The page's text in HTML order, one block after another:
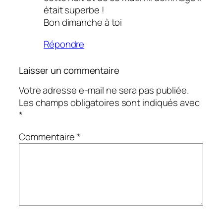
était superbe !
Bon dimanche à toi
Répondre
Laisser un commentaire
Votre adresse e-mail ne sera pas publiée.
Les champs obligatoires sont indiqués avec
*
Commentaire*